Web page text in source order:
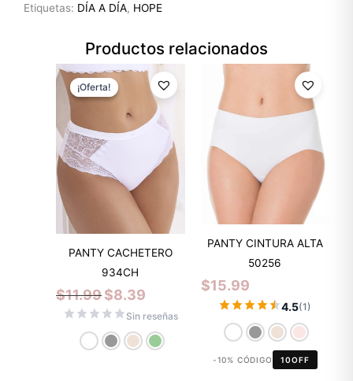
Etiquetas: DÍA A DÍA, HOPE
Productos relacionados
¡Oferta!
¡Oferta!
PANTY CACHETERO
934CH
$11.99
El
precio
original
$11.99.
$8.39
El
precio
actual
es:
$8.39.
Sin reseñas
PANTY CINTURA ALTA
50256
$15.99
4.5(1)
-10% CÓDIGO 10OFF